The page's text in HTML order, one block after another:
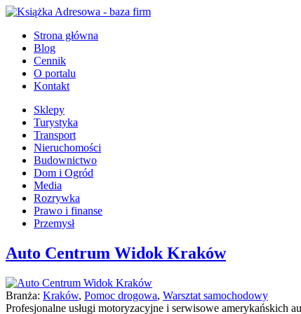
Strona główna
Blog
Cennik
O portalu
Kontakt
Sklepy
Turystyka
Transport
Nieruchomości
Budownictwo
Dom i Ogród
Media
Rozrywka
Prawo i finanse
Przemysł
Auto Centrum Widok Kraków
Branża: Kraków, Pomoc drogowa, Warsztat samochodowy
Profesjonalne usługi motoryzacyjne i serwisowe